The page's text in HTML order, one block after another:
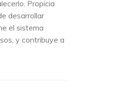
Propicia
desarrollar
el sistema
y contribuye a